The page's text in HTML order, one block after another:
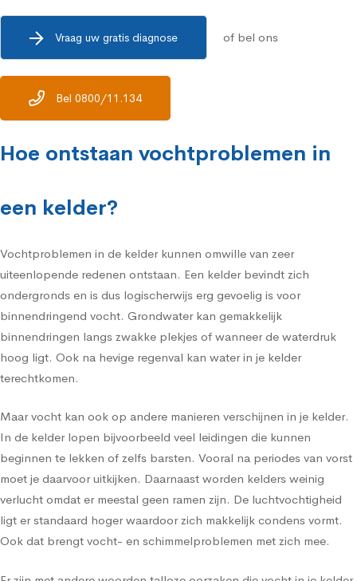
Vraag uw gratis diagnose of bel ons
Bel 0800/11.134
Hoe ontstaan vochtproblemen in
een kelder?
Vochtproblemen in de kelder kunnen omwille van zeer
uiteenlopende redenen ontstaan. Een kelder bevindt zich
ondergronds en is dus logischerwijs erg gevoelig is voor
binnendringend vocht. Grondwater kan gemakkelijk
binnendringen langs zwakke plekjes of wanneer de waterdruk
hoog ligt. Ook na hevige regenval kan water in je kelder
terechtkomen.
Maar vocht kan ook op andere manieren verschijnen in je kelder.
In de kelder lopen bijvoorbeeld veel leidingen die kunnen
beginnen te lekken of zelfs barsten. Vooral na periodes van vorst
moet je daarvoor uitkijken. Daarnaast worden kelders weinig
verlucht omdat er meestal geen ramen zijn. De luchtvochtigheid
ligt er standaard hoger waardoor zich makkelijk condens vormt.
Ook dat brengt vocht- en schimmelproblemen met zich mee.